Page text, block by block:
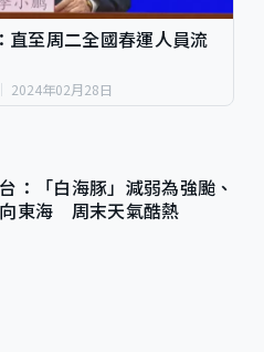
直至周二全國春運人員流
2024年02月28日
：「白海豚」減弱為強颱、
東海 周末天氣酷熱